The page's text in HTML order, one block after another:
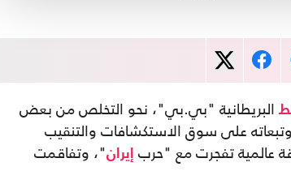
البريطانية "بي.بي"، نحو التخلص من بعض
وتبعاته على سوق الاستكشافات والتنقيب
عالمية تفجرت مع "حرب
إيران"، وتفاقمت